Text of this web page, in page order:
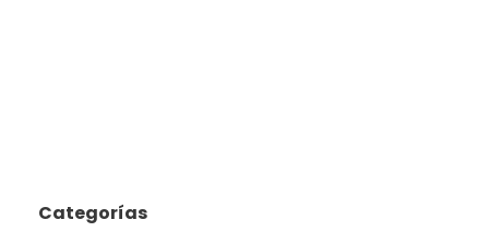
Categorías